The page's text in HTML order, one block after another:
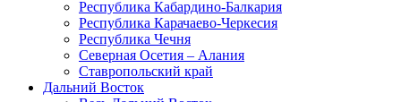
Республика Кабардино-Балкария
Республика Карачаево-Черкесия
Республика Чечня
Северная Осетия – Алания
Ставропольский край
Дальний Восток